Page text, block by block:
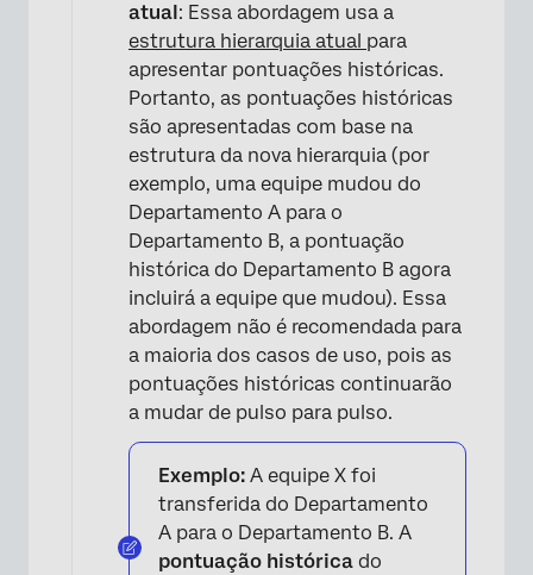
×
atual : Essa abordagem usa a
estrutura hierarquia atual para
apresentar pontuações históricas.
Portanto, as pontuações históricas
são apresentadas com base na
estrutura da nova hierarquia (por
exemplo, uma equipe mudou do
Departamento A para o
Departamento B, a pontuação
histórica do Departamento B agora
incluirá a equipe que mudou). Essa
abordagem não é recomendada para
a maioria dos casos de uso, pois as
pontuações históricas continuarão
a mudar de pulso para pulso.
Exemplo: A equipe X foi
transferida do Departamento
A para o Departamento B. A
pontuação histórica do